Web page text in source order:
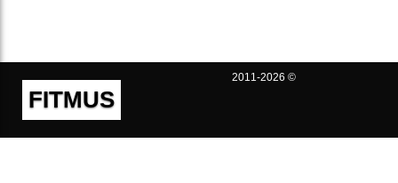
FITMUS
2011-2026 ©